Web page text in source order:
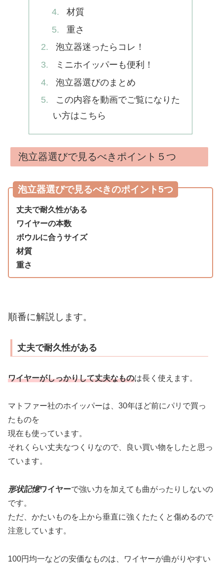
材質
重さ
泡立器迷ったらコレ！
ミニホイッパーも便利！
泡立器選びのまとめ
この内容を動画でご覧になりた
い方はこちら
泡立器選びで見るべきポイント５つ
泡立器選びで見るべきのポイント5つ
丈夫で耐久性がある
ワイヤーの本数
ボウルに合うサイズ
材質
重さ
順番に解説します。
丈夫で耐久性がある
ワイヤーがしっかりして丈夫なものは長く使えます。
マトファー社のホイッパーは、30年ほど前にパリで買っ
たものを
現在も使っています。
それくらい丈夫なつくりなので、良い買い物をしたと思っ
ています。
形状記憶ワイヤーで強い力を加えても曲がったりしないの
です。
ただ、かたいものを上から垂直に強くたたくと傷めるので
注意しています。
100円均一などの安価なものは、ワイヤーが曲がりやすい